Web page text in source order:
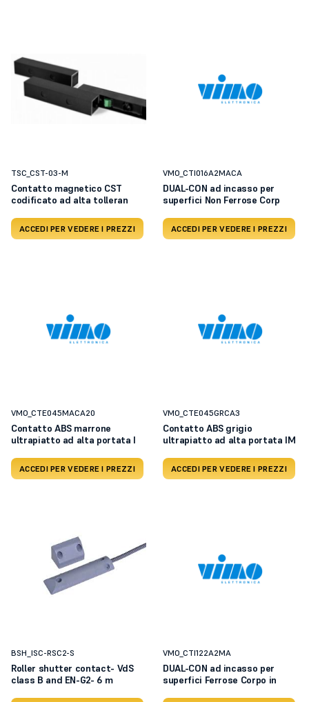
TSC_CST-03-M
Contatto magnetico CST
codificato ad alta tolleran
ACCEDI PER VEDERE I PREZZI
VMO_CTI016A2MACA
DUAL-CON ad incasso per
superfici Non Ferrose Corp
ACCEDI PER VEDERE I PREZZI
VMO_CTE045MACA20
Contatto ABS marrone
ultrapiatto ad alta portata I
ACCEDI PER VEDERE I PREZZI
VMO_CTE045GRCA3
Contatto ABS grigio
ultrapiatto ad alta portata IM
ACCEDI PER VEDERE I PREZZI
BSH_ISC-RSC2-S
Roller shutter contact- VdS
class B and EN-G2- 6 m
VMO_CTI122A2MA
DUAL-CON ad incasso per
superfici Ferrose Corpo in